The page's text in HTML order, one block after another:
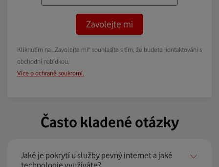
Zavolejte mi
Kliknutím na „Zavolejte mi“ souhlasíte s tím, že budete kontaktováni s
obchodní nabídkou.
Více o ochraně soukromí.
Často kladené otázky
Jaké je pokrytí u služby pevný internet a jaké
technologie využíváte?